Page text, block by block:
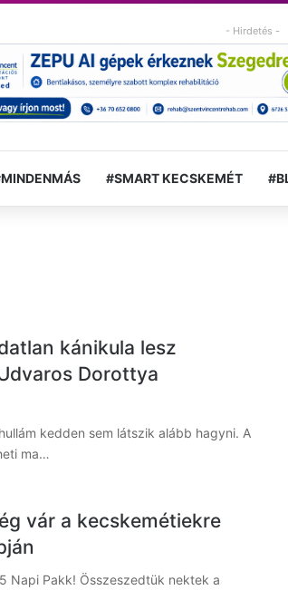
- Hirdetés -
#SMART KECSKEMÉT
kánikula lesz
Dorottya
kedden sem látszik alább hagyni. A
ma…
vár a kecskemétiekre
Napi Pakk! Összeszedtük nektek a